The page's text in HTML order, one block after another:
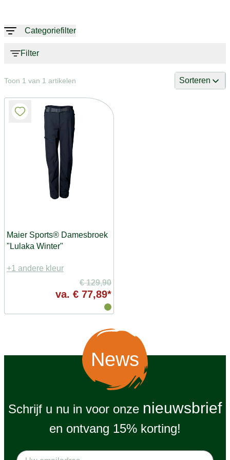
Categoriefilter
Filter
Toon 1 van 1 artikelen Sorteren
Maier Sports® Damesbroek
"Lulaka Winter"
+1 andere kleur
€ 129,90
va. € 77,89*
News
Schrijf u nu in voor onze nieuwsbrief
en ontvang 15% korting!